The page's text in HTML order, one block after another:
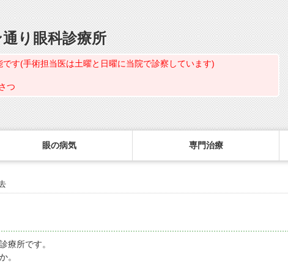
り眼科診療所
す(手術担当医は土曜と日曜に当院で診察しています)
つ
眼の病気 専門治療
療所です。
。